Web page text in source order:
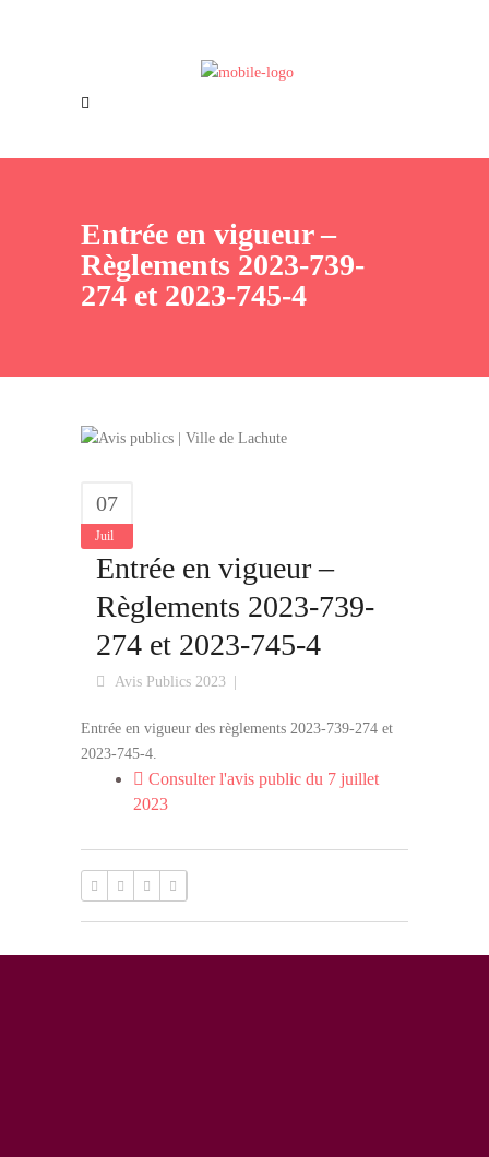
Offres d’emploi
Entrée en vigueur –
Règlements 2023-739-
274 et 2023-745-4
07
Juil
Entrée en vigueur –
Règlements 2023-739-
274 et 2023-745-4
Avis Publics 2023
Entrée en vigueur des règlements 2023-739-274 et
2023-745-4.
Consulter l'avis public du 7 juillet
2023